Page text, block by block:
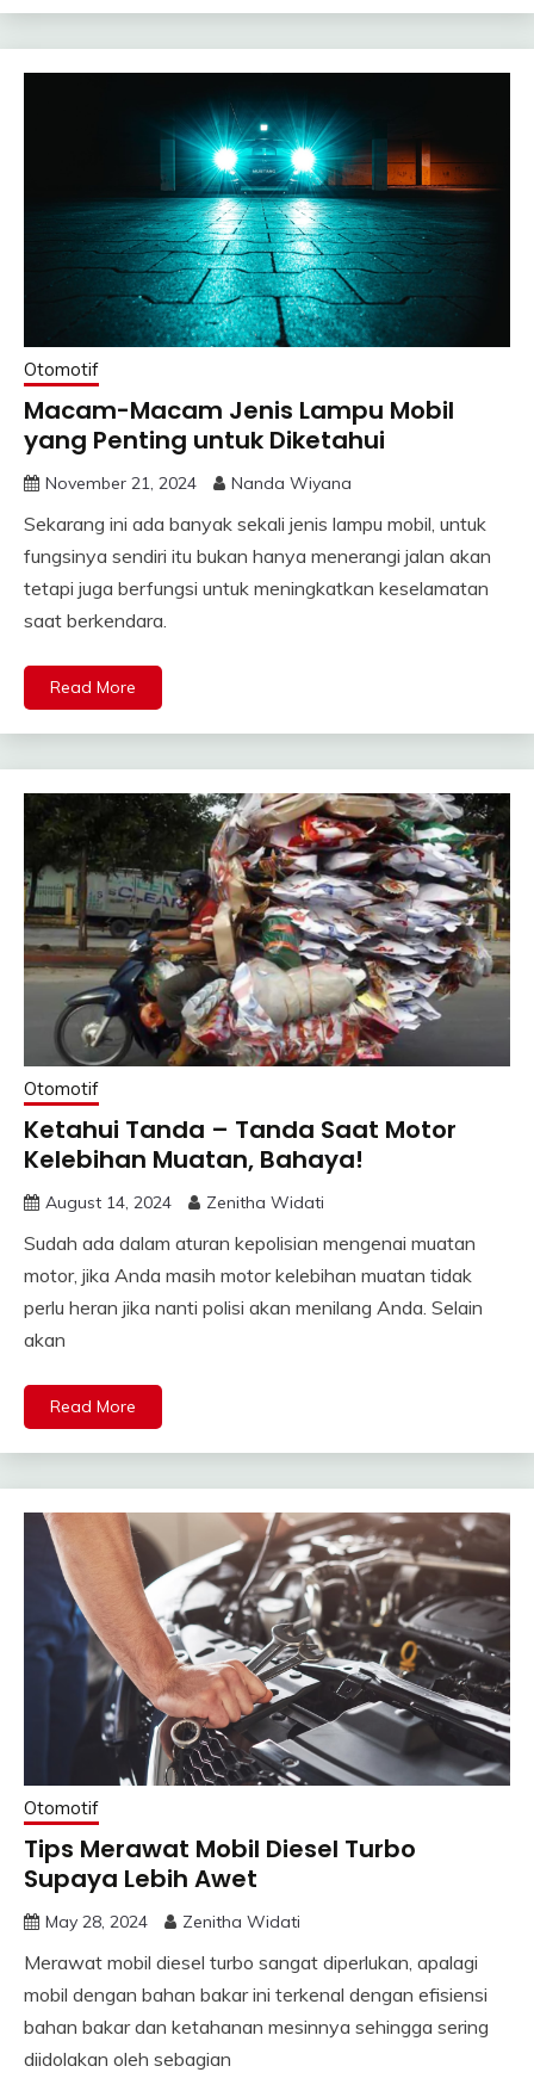
Otomotif
Macam-Macam Jenis Lampu Mobil
yang Penting untuk Diketahui
November 21, 2024 Nanda Wiyana
Sekarang ini ada banyak sekali jenis lampu mobil, untuk
fungsinya sendiri itu bukan hanya menerangi jalan akan
tetapi juga berfungsi untuk meningkatkan keselamatan
saat berkendara.
Read More
Otomotif
Ketahui Tanda – Tanda Saat Motor
Kelebihan Muatan, Bahaya!
August 14, 2024 Zenitha Widati
Sudah ada dalam aturan kepolisian mengenai muatan
motor, jika Anda masih motor kelebihan muatan tidak
perlu heran jika nanti polisi akan menilang Anda. Selain
akan
Read More
Otomotif
Tips Merawat Mobil Diesel Turbo
Supaya Lebih Awet
May 28, 2024 Zenitha Widati
Merawat mobil diesel turbo sangat diperlukan, apalagi
mobil dengan bahan bakar ini terkenal dengan efisiensi
bahan bakar dan ketahanan mesinnya sehingga sering
diidolakan oleh sebagian